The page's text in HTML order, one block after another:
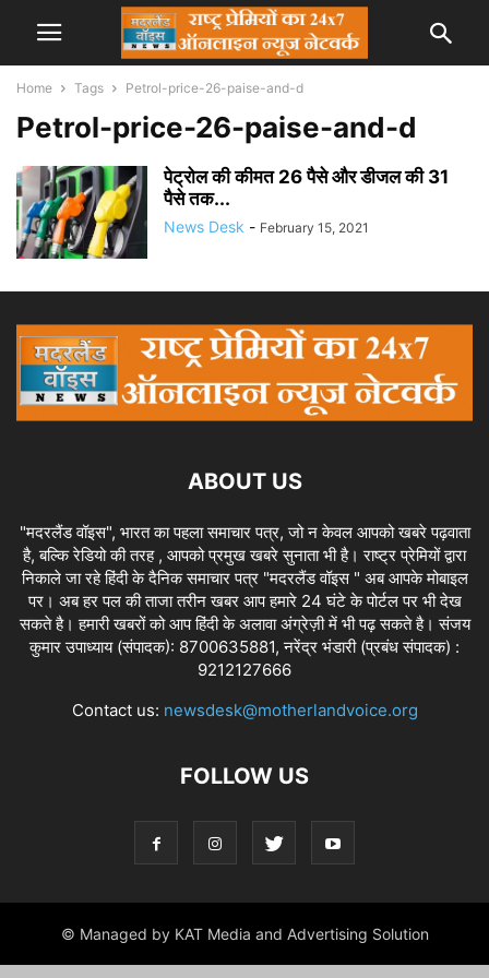
Home Tags Petrol-price-26-paise-and-d
Petrol-price-26-paise-and-d
पेट्रोल की कीमत 26 पैसे और डीजल की 31
पैसे तक...
News Desk - February 15, 2021
ABOUT US
"मदरलैंड वॉइस", भारत का पहला समाचार पत्र, जो न केवल आपको खबरे पढ़वाता
है, बल्कि रेडियो की तरह , आपको प्रमुख खबरे सुनाता भी है। राष्ट्र प्रेमियों द्वारा
निकाले जा रहे हिंदी के दैनिक समाचार पत्र "मदरलैंड वॉइस " अब आपके मोबाइल
पर। अब हर पल की ताजा तरीन खबर आप हमारे 24 घंटे के पोर्टल पर भी देख
सकते है। हमारी खबरों को आप हिंदी के अलावा अंग्रेज़ी में भी पढ़ सकते है। संजय
कुमार उपाध्याय (संपादक): 8700635881, नरेंद्र भंडारी (प्रबंध संपादक) :
9212127666
Contact us: newsdesk@motherlandvoice.org
FOLLOW US
© Managed by KAT Media and Advertising Solution